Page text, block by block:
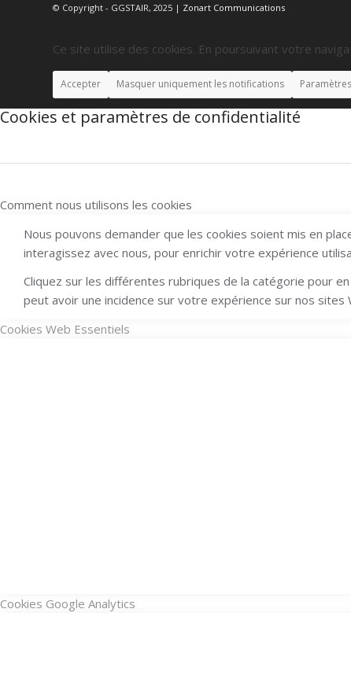
© Copyright - GGSTAIR, 2025 | Zonart Communications
Ce site utilise des cookies. En poursuivant votre
Accepter Masquer uniquement les notifications Paramètres
Cookies et paramètres de confidentialité
Comment nous utilisons les cookies
Nous pouvons demander que les cookies soient mis en
interagissez avec nous, pour enrichir votre expérience
Cliquez sur les différentes rubriques de la catégorie pour
peut avoir une incidence sur votre expérience sur nos
Cookies Web Essentiels
Cookies Google Analytics